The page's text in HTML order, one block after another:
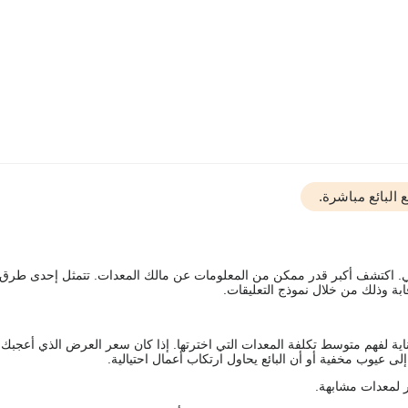
مباشرة.
اكتشف أكبر قدر ممكن من المعلومات عن مالك المعدات. تتمثل إحدى
وذلك من خلال نموذج التعليقات.
لفهم متوسط تكلفة المعدات التي اخترتها. إذا كان سعر العرض الذي
مخفية أو أن البائع يحاول ارتكاب أعمال احتيالية.
مشابهة.